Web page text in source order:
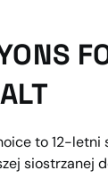
to 12-
siostrzanej